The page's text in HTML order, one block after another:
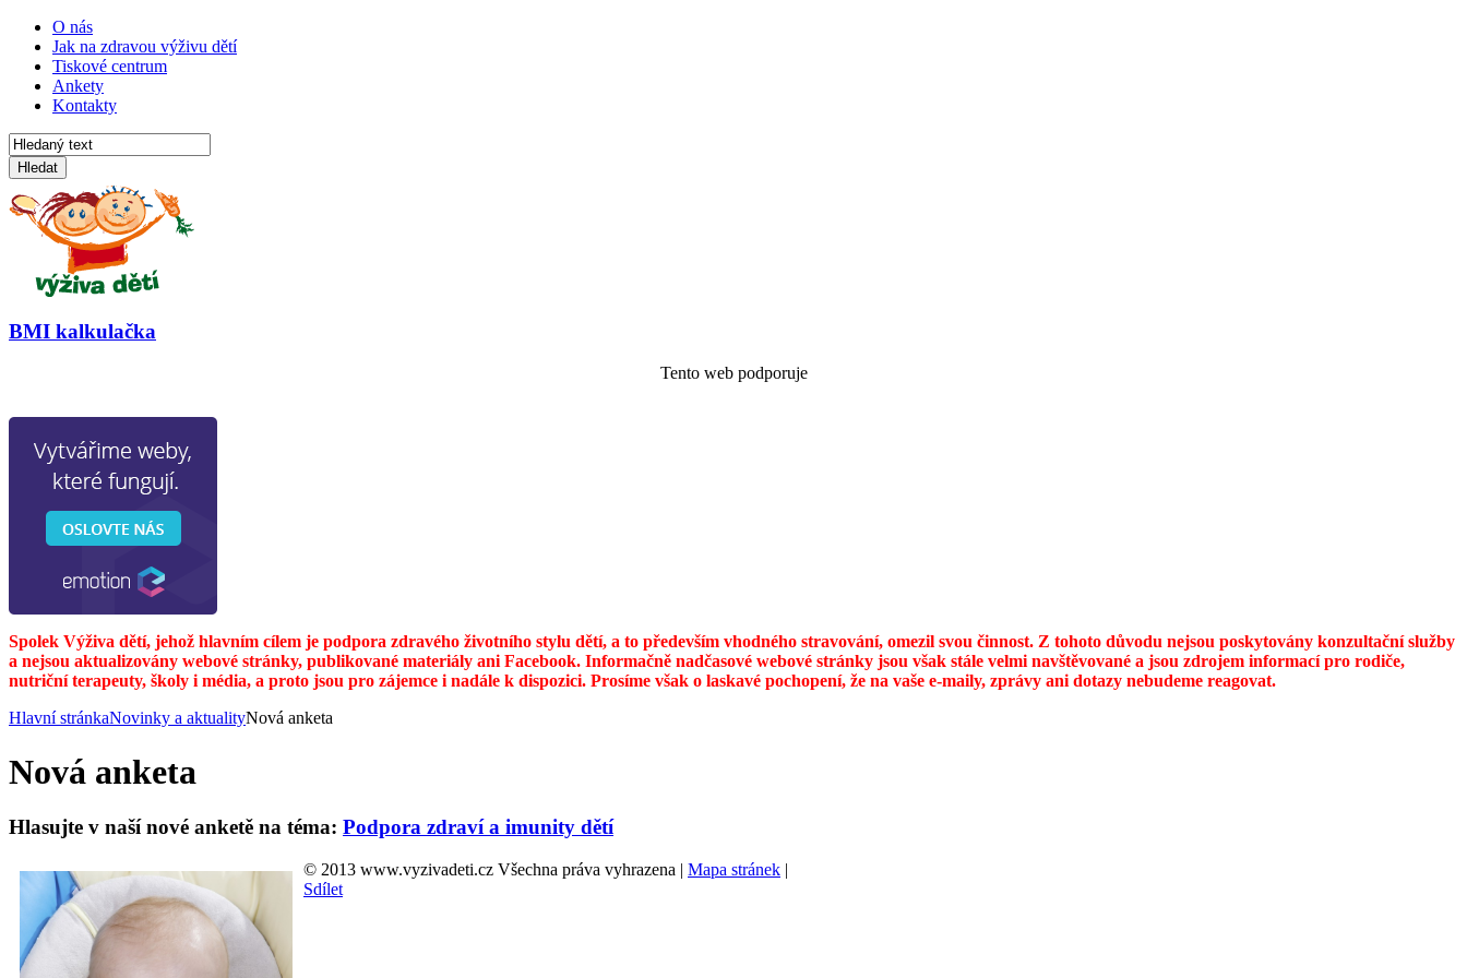
O nás
Jak na zdravou výživu dětí
Tiskové centrum
Ankety
Kontakty
Hledat
BMI kalkulačka
Tento web podporuje
Spolek Výživa dětí, jehož hlavním cílem je podpora zdravého životního stylu dětí, a to především vhodného stravování, omezil svou činnost. Z tohoto důvodu nejsou poskytovány konzultační služby
a nejsou aktualizovány webové stránky, publikované materiály ani Facebook. Informačně nadčasové webové stránky jsou však stále velmi navštěvované a jsou zdrojem informací pro rodiče,
nutriční terapeuty, školy i média, a proto jsou pro zájemce i nadále k dispozici. Prosíme však o laskavé pochopení, že na vaše e-maily, zprávy ani dotazy nebudeme reagovat.
Hlavní stránkaNovinky a aktualityNová anketa
Nová anketa
Hlasujte v naší nové anketě na téma: Podpora zdraví a imunity dětí
© 2013 www.vyzivadeti.cz Všechna práva vyhrazena | Mapa stránek |
Sdílet